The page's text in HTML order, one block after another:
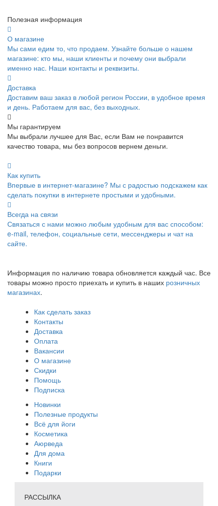
Полезная информация
О магазине
Мы сами едим то, что продаем. Узнайте больше о нашем
магазине: кто мы, наши клиенты и почему они выбрали
именно нас. Наши контакты и реквизиты.
Доставка
Доставим ваш заказ в любой регион России, в удобное время
и день. Работаем для вас, без выходных.
Мы гарантируем
Мы выбрали лучшее для Вас, если Вам не понравится
качество товара, мы без вопросов вернем деньги.
Как купить
Впервые в интернет-магазине? Мы с радостью подскажем как
сделать покупки в интернете простыми и удобными.
Всегда на связи
Связаться с нами можно любым удобным для вас способом:
e-mail, телефон, социальные сети, мессенджеры и чат на
сайте.
Информация по наличию товара обновляется каждый час. Все
товары можно просто приехать и купить в наших розничных
магазинах.
Как сделать заказ
Контакты
Доставка
Оплата
Вакансии
О магазине
Скидки
Помощь
Подписка
Новинки
Полезные продукты
Всё для йоги
Косметика
Аюрведа
Для дома
Книги
Подарки
РАССЫЛКА